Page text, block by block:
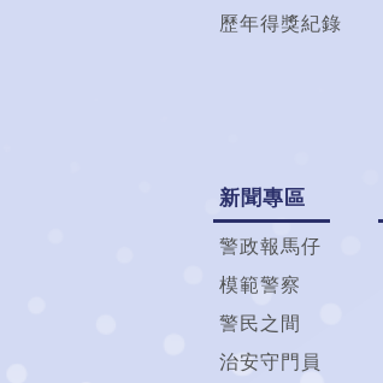
歷年得獎紀錄
新聞專區
警政報馬仔
模範警察
警民之間
治安守門員